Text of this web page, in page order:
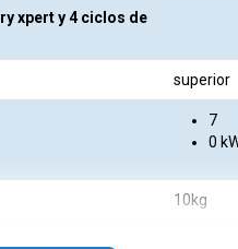
xpert y 4 ciclos de
superior
7
0
10kg